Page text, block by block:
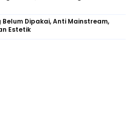
Belum Dipakai, Anti Mainstream,
Estetik